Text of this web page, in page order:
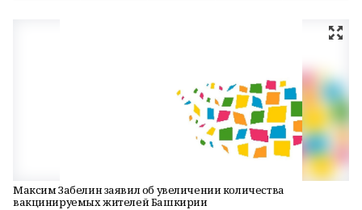
Максим Забелин заявил об увеличении количества
вакцинируемых жителей Башкирии